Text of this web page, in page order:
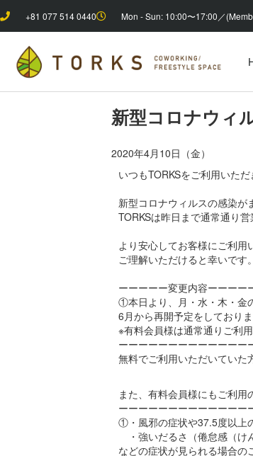
+81 077 514 0440 Mon - Sun: 10:00〜17:00／
新型コロナウィ
2020年4月10日（金）
いつもTORKSをご利用いただ
新型コロナウィルスの感染が
TORKSは昨日まで通常通り
より安心してお客様にご利用
ご理解いただけると幸いです。
ーーーーー変更内容ーーーー
①本日より、月・水・木・金
6月から再開予定をしており
※有料会員様は通常通りご利
ーーーーーーーーーーーーー
無料でご利用いただいていた
また、有料会員様にもご利用
ーーーーーーーーーーーーー
①・風邪の症状や37.5度以上
・強いだるさ（倦怠感（け
などの症状が見られる場合の